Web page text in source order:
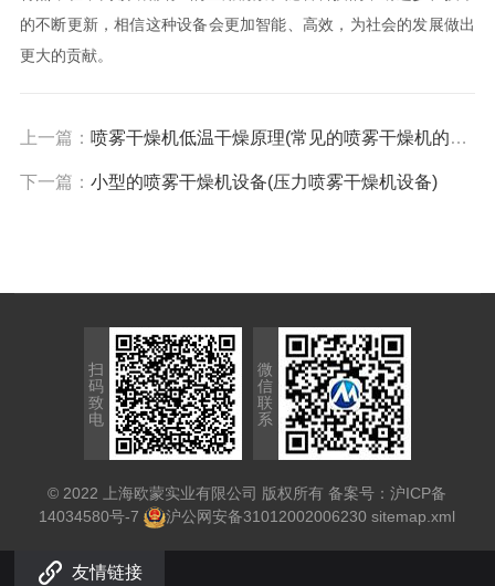
的不断更新，相信这种设备会更加智能、高效，为社会的发展做出
更大的贡献。
上一篇： 喷雾干燥机低温干燥原理(常见的喷雾干燥机的干燥室都是卧式的)
下一篇： 小型的喷雾干燥机设备(压力喷雾干燥机设备)
微
信
联
系
扫
码
致
电
© 2022 上海欧蒙实业有限公司 版权所有 备案号：沪ICP备
14034580号-7
沪公网安备31012002006230 sitemap.xml
友情链接